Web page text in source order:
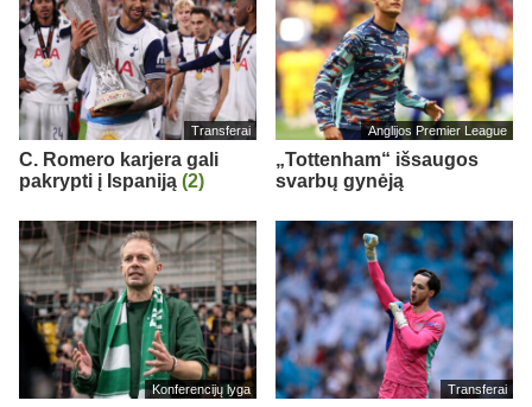
Transferai
C. Romero karjera gali
pakrypti į Ispaniją (2)
Anglijos Premier League
„Tottenham“ išsaugos
svarbų gynėją
Konferencijų lyga Transferai